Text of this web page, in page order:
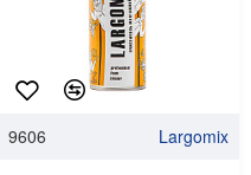
9606 Largomix